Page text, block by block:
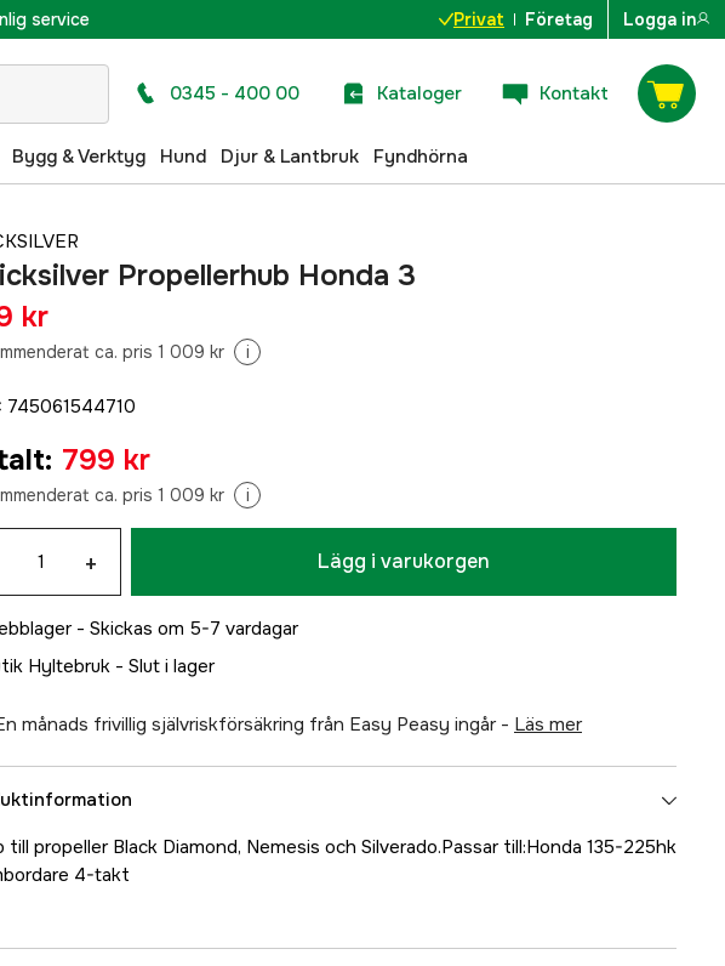
service Privat Företag Logga in
0345 - 400 00 Kataloger Kontakt
Bygg & Verktyg Hund Djur & Lantbruk Fyndhörna
Propellerhub Honda 3
kr
ca. pris 1 009 kr i
: 745061544710
: 799 kr
ca. pris 1 009 kr i
+ Lägg i varukorgen
- Skickas om 5-7 vardagar
Hyltebruk - Slut i lager
månads frivillig självriskförsäkring från Easy Peasy ingår - läs mer
till propeller Black Diamond, Nemesis och Silverado.Passar till:Honda 135-225hk
4-takt